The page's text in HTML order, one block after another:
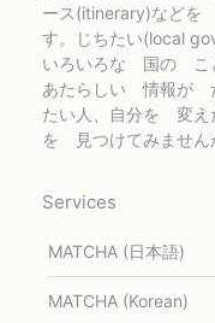
ース(itinerary)など
す。じちたい(local
いろいろな 国の こ
あたらしい 情報が
たい人、自分を 変
を 見つけてみません
Services
MATCHA (日本語)
MATCHA (Korean)